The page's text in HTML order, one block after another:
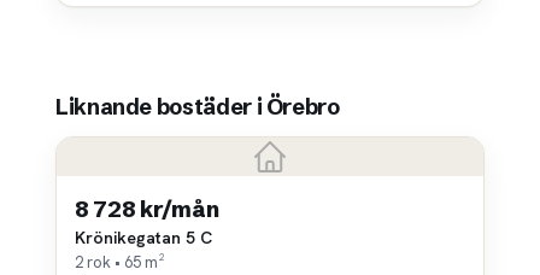
Liknande bostäder i Örebro
8 728 kr/mån
Krönikegatan 5 C
2 rok • 65 m²